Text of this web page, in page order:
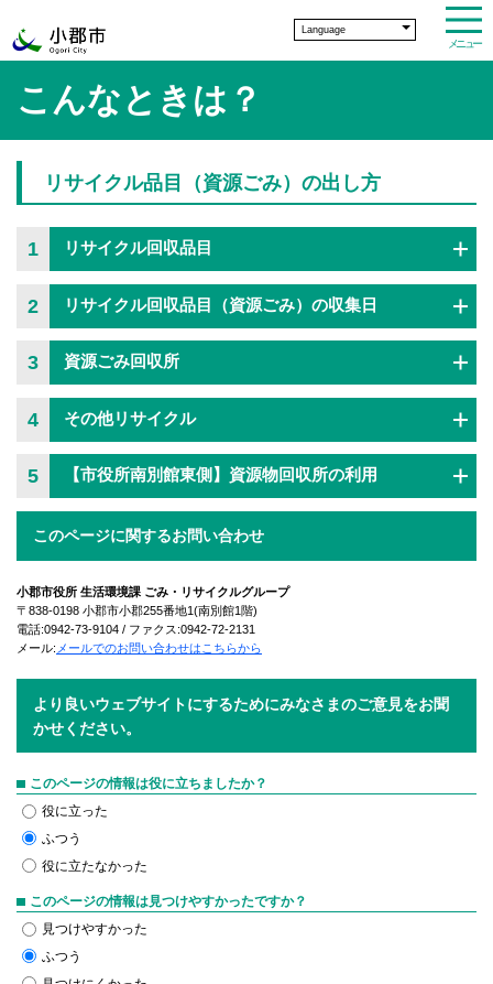
Language
メニュー
こんなときは？
リサイクル品目（資源ごみ）の出し方
1 リサイクル回収品目
2 リサイクル回収品目（資源ごみ）の収集日
3 資源ごみ回収所
4 その他リサイクル
5 【市役所南別館東側】資源物回収所の利用
このページに関するお問い合わせ
小郡市役所 生活環境課 ごみ・リサイクルグループ
〒838-0198 小郡市小郡255番地1(南別館1階)
電話:0942-73-9104 / ファクス:0942-72-2131
メール: メールでのお問い合わせはこちらから
より良いウェブサイトにするためにみなさまのご意見をお聞
かせください。
このページの情報は役に立ちましたか？
役に立った
ふつう
役に立たなかった
このページの情報は見つけやすかったですか？
見つけやすかった
ふつう